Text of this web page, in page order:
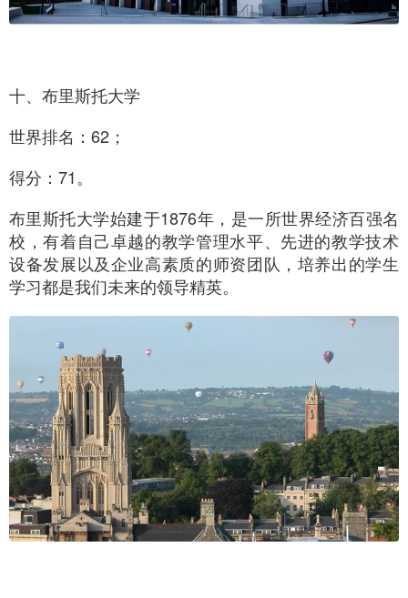
十、布里斯托大学
世界排名：62；
得分：71。
布里斯托大学始建于1876年，是一所世界经济百强名
校，有着自己卓越的教学管理水平、先进的教学技术
设备发展以及企业高素质的师资团队，培养出的学生
学习都是我们未来的领导精英。